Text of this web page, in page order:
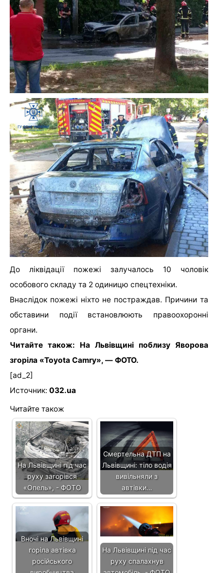
До ліквідації пожежі залучалось 10 чоловік
особового складу та 2 одиницю спецтехніки.
Внаслідок пожежі ніхто не постраждав. Причини та
обставини події встановлюють правоохоронні
органи.
Читайте також: На Львівщині поблизу Яворова
згоріла «Toyota Camry», — ФОТО.
[ad_2]
Источник: 032.ua
Читайте також
На Львівщині під час
руху загорівся
«Опель», - ФОТО
Смертельна ДТП на
Львівщині: тіло водія
вивільняли з
автівки…
Вночі на Львівщині
горіла автівка
російського
На Львівщині під час
руху спалахнув